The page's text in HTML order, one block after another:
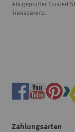
Als geprüfter Trusted
Transparenz.
Zahlungsarten